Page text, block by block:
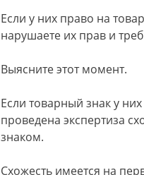
Если у них право на
нарушаете их прав и
Выясните этот момент.
Если товарный знак у
проведена экспертиза
знаком.
Схожесть имеется на